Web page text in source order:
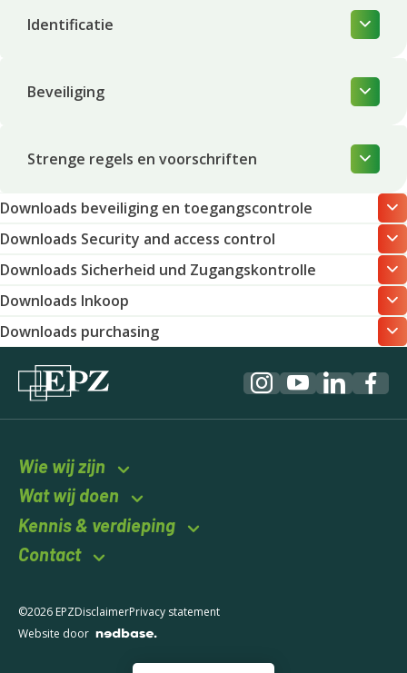
Identificatie
Beveiliging
Strenge regels en voorschriften
Downloads beveiliging en toegangscontrole
Downloads Security and access control
Downloads Sicherheid und Zugangskontrolle
Downloads Inkoop
Downloads purchasing
Wie wij zijn
Wat wij doen
Kennis & verdieping
Contact
©2026 EPZDisclaimerPrivacy statement
Website door